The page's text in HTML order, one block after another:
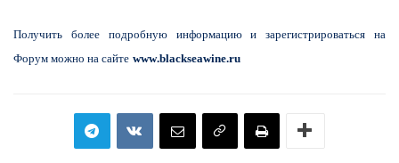
Получить более подробную информацию и зарегистрироваться на
Форум можно на сайте www.blackseawine.ru